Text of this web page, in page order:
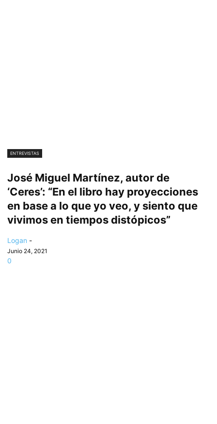
ENTREVISTAS
José Miguel Martínez, autor de
‘Ceres’: “En el libro hay proyecciones
en base a lo que yo veo, y siento que
vivimos en tiempos distópicos”
Logan -
Junio 24, 2021
0